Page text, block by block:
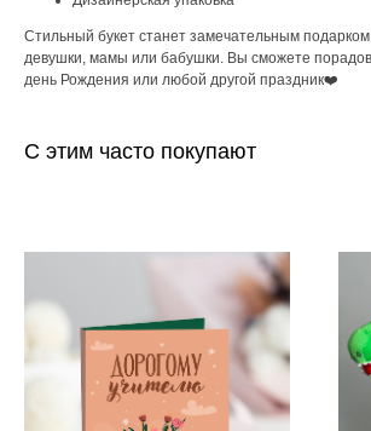
Стильный букет станет замечательным
девушки, мамы или бабушки. Вы сможете
день Рождения или любой другой праздник❤️
С этим часто покупают